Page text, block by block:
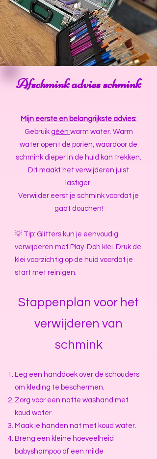
Afschmink advies schmink
Mijn eerste en belangrijkste advies:
Gebruik géén warm water. Warm
water opent de poriën, waardoor de
schmink dieper in de huid kan trekken.
Dit maakt het verwijderen juist
lastiger.
Verwijder eerst je schmink voordat je
gaat douchen!
💡 Tip: Glitters kun je eenvoudig
verwijderen met Play-Doh klei. Druk de
klei voorzichtig op de huid voordat je
start met reinigen.
Stappenplan voor het
verwijderen van
schmink
Leg een handdoek over de schouders
om kleding te beschermen.
Zorg voor een natte washand met
koud water.
Maak je handen nat met koud water.
Breng een kleine hoeveelheid
babyshampoo of een milde